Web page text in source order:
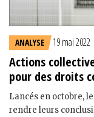
ANALYSE 19 mai 2022
Actions
pour des droits
Lancés en octobre,
rendre leurs